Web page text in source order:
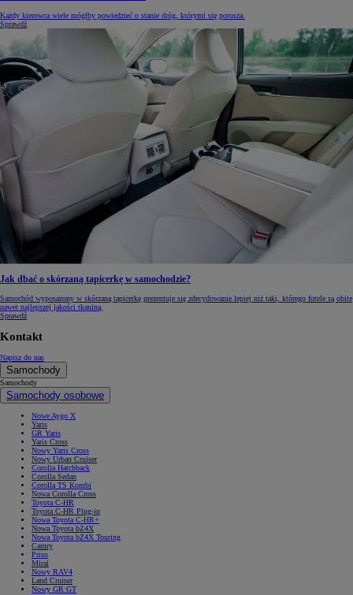
Każdy kierowca wiele mógłby powiedzieć o stanie dróg, którymi się porusza.
Sprawdź
Jak dbać o skórzaną tapicerkę w samochodzie?
Samochód wyposażony w skórzaną tapicerkę prezentuje się zdecydowanie lepiej niż taki, którego fotele są obite
nawet najlepszej jakości tkaniną.
Sprawdź
Kontakt
Napisz do nas
Samochody
Samochody
Samochody osobowe
Nowe Aygo X
Yaris
GR Yaris
Yaris Cross
Nowy Yaris Cross
Nowy Urban Cruiser
Corolla Hatchback
Corolla Sedan
Corolla TS Kombi
Nowa Corolla Cross
Toyota C-HR
Toyota C-HR Plug-in
Nowa Toyota C-HR+
Nowa Toyota bZ4X
Nowa Toyota bZ4X Touring
Camry
Prius
Mirai
Nowy RAV4
Land Cruiser
Nowy GR GT